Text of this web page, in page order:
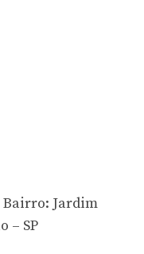
Bairro: Jardim
– SP